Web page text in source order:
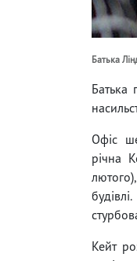
Батька
Батька
Офіс
річна
Кейт